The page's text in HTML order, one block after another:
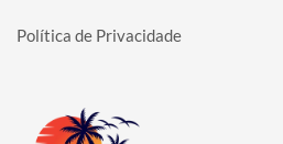
Política de Privacidade
Página inicial